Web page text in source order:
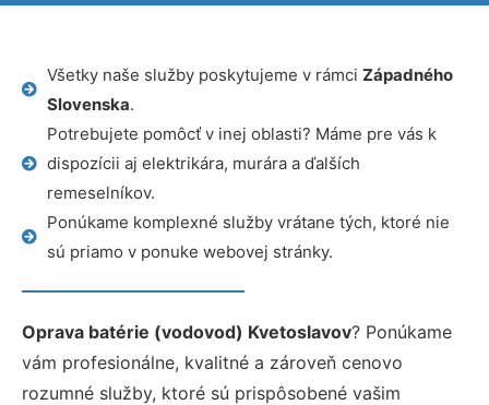
Všetky naše služby poskytujeme v rámci Západného
Slovenska.
Potrebujete pomôcť v inej oblasti? Máme pre vás k
dispozícii aj elektrikára, murára a ďalších
remeselníkov.
Ponúkame komplexné služby vrátane tých, ktoré nie
sú priamo v ponuke webovej stránky.
Oprava batérie (vodovod) Kvetoslavov? Ponúkame
vám profesionálne, kvalitné a zároveň cenovo
rozumné služby, ktoré sú prispôsobené vašim